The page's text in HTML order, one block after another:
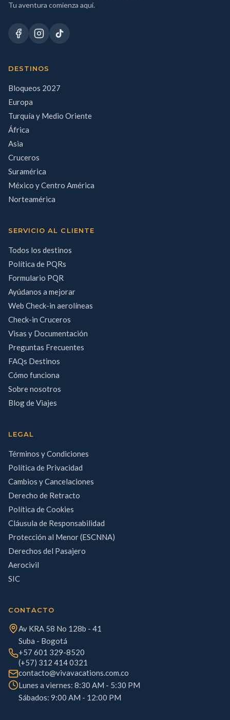
Tu aventura comienza aquí.
DESTINOS
Bloqueos 2027
Europa
Turquía y Medio Oriente
África
Asia
Cruceros
Suramérica
México y Centro América
Norteamérica
SERVICIO AL CLIENTE
Todos los destinos
Política de PQRs
Formulario PQR
Ayúdanos a mejorar
Web Check-in aerolíneas
Check-in Cruceros
Visas y Documentación
Preguntas Frecuentes
FAQs Destinos
Cómo funciona
Sobre nosotros
Blog de Viajes
LEGAL
Términos y Condiciones
Política de Privacidad
Cambios y Cancelaciones
Derecho de Retracto
Política de Cookies
Cláusula de Responsabilidad
Protección al Menor (ESCNNA)
Derechos del Pasajero
Aerocivil
SIC
CONTACTO
Av KRA 58 No 128b - 41
Suba - Bogotá
+57 601 329-8520
(+57) 312 414 0321
contacto@vivavacations.com.co
Lunes a viernes: 8:30 AM - 5:30 PM
Sábados: 9:00 AM - 12:00 PM